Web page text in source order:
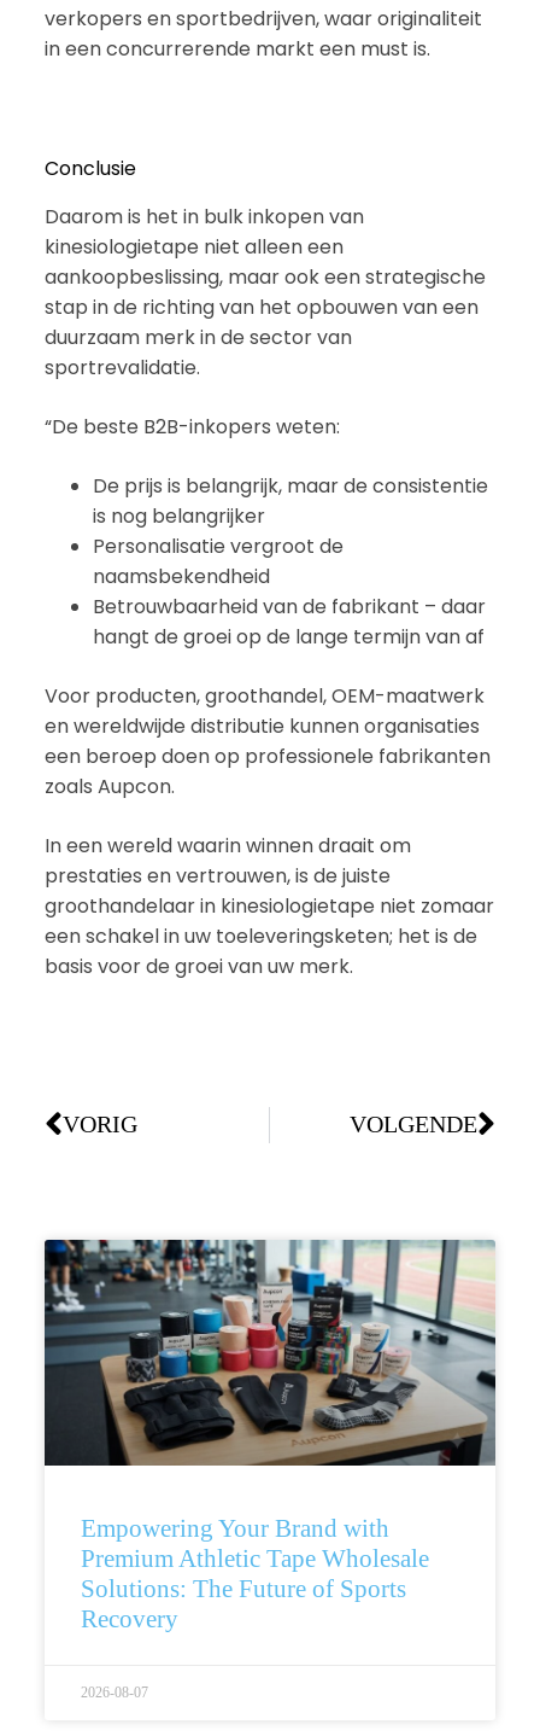
verkopers en sportbedrijven, waar originaliteit
in een concurrerende markt een must is.
Conclusie
Daarom is het in bulk inkopen van
kinesiologietape niet alleen een
aankoopbeslissing, maar ook een strategische
stap in de richting van het opbouwen van een
duurzaam merk in de sector van
sportrevalidatie.
“De beste B2B-inkopers weten:
De prijs is belangrijk, maar de consistentie
is nog belangrijker
Personalisatie vergroot de
naamsbekendheid
Betrouwbaarheid van de fabrikant – daar
hangt de groei op de lange termijn van af
Voor producten, groothandel, OEM-maatwerk
en wereldwijde distributie kunnen organisaties
een beroep doen op professionele fabrikanten
zoals Aupcon.
In een wereld waarin winnen draait om
prestaties en vertrouwen, is de juiste
groothandelaar in kinesiologietape niet zomaar
een schakel in uw toeleveringsketen; het is de
basis voor de groei van uw merk.
VORIG VOLGENDE
Empowering Your Brand with
Premium Athletic Tape Wholesale
Solutions: The Future of Sports
Recovery
2026-08-07